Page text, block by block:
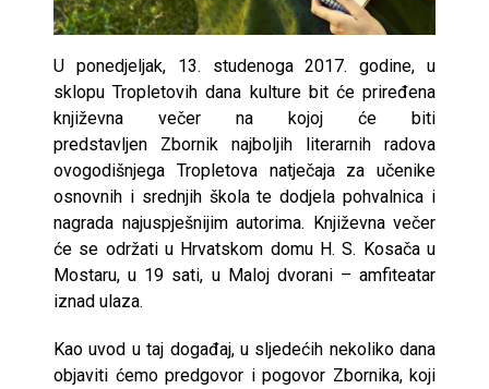
U ponedjeljak, 13. studenoga 2017. godine, u
sklopu Tropletovih dana kulture bit će priređena
književna večer na kojoj će biti
predstavljen Zbornik najboljih literarnih radova
ovogodišnjega Tropletova natječaja za učenike
osnovnih i srednjih škola te dodjela pohvalnica i
nagrada najuspješnijim autorima. Književna večer
će se održati u Hrvatskom domu H. S. Kosača u
Mostaru, u 19 sati, u Maloj dvorani – amfiteatar
iznad ulaza.
Kao uvod u taj događaj, u sljedećih nekoliko dana
objaviti ćemo predgovor i pogovor Zbornika, koji